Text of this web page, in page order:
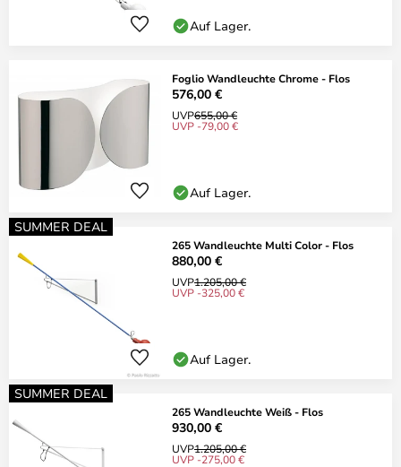
Auf Lager.
Foglio Wandleuchte Chrome - Flos
576,00 €
UVP655,00 €
UVP -79,00 €
Auf Lager.
SUMMER DEAL
265 Wandleuchte Multi Color - Flos
880,00 €
UVP1.205,00 €
UVP -325,00 €
Auf Lager.
SUMMER DEAL
265 Wandleuchte Weiß - Flos
930,00 €
UVP1.205,00 €
UVP -275,00 €